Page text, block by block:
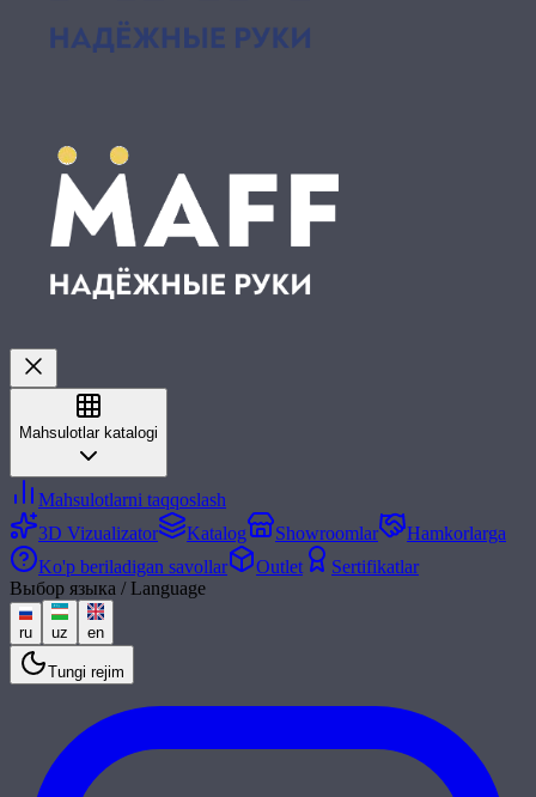
Mahsulotlar katalogi
Mahsulotlarni taqqoslash
3D Vizualizator
Katalog Showroomlar
Hamkorlarga
Ko'p beriladigan savollar
Outlet
Sertifikatlar
Выбор языка / Language
ru uz en
Tungi rejim